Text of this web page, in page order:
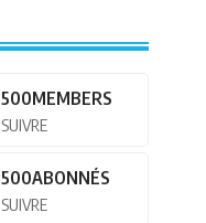
500MEMBERS
SUIVRE
500ABONNÉS
SUIVRE